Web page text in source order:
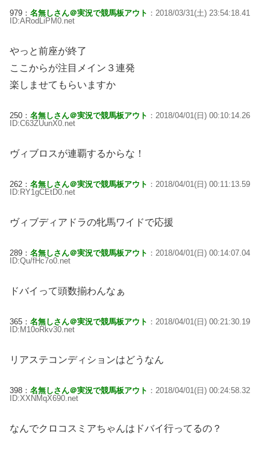
979： 名無しさん＠実況で競馬板アウト ：2018/03/31(土) 23:54:18.41
ID:ARodLiPM0.net
やっと前座が終了
ここからが注目メイン３連発
楽しませてもらいますか
250： 名無しさん＠実況で競馬板アウト ：2018/04/01(日) 00:10:14.26
ID:C63ZUunX0.net
ヴィブロスが連覇するからな！
262： 名無しさん＠実況で競馬板アウト ：2018/04/01(日) 00:11:13.59
ID:RY1gCEtD0.net
ヴィブディアドラの牝馬ワイドで応援
289： 名無しさん＠実況で競馬板アウト ：2018/04/01(日) 00:14:07.04
ID:Qu/fHc7o0.net
ドバイって頭数揃わんなぁ
365： 名無しさん＠実況で競馬板アウト ：2018/04/01(日) 00:21:30.19
ID:M10oRkv30.net
リアステコンディションはどうなん
398： 名無しさん＠実況で競馬板アウト ：2018/04/01(日) 00:24:58.32
ID:XXNMqX690.net
なんでクロコスミアちゃんはドバイ行ってるの？